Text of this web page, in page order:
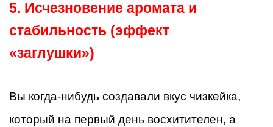
5. Исчезновение аромата и
стабильность (эффект
«заглушки»)
Вы когда-нибудь создавали вкус чизкейка,
который на первый день восхитителен, а